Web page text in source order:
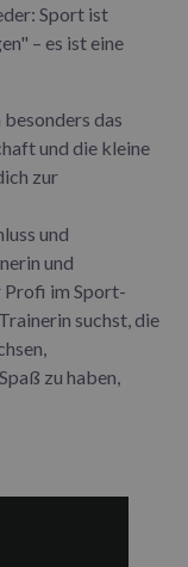
Sport ist
– es ist eine
das
und die kleine
zur
und
und
Profi im Sport-
suchst, die
zu haben,